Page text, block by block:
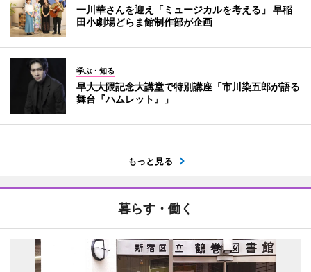
一川華さんを迎え「ミュージカルを考える」 早稲
田小劇場どらま館制作部が企画
学ぶ・知る
早大大隈記念大講堂で特別講座「市川染五郎が語る
舞台『ハムレット』」
もっと見る
暮らす・働く